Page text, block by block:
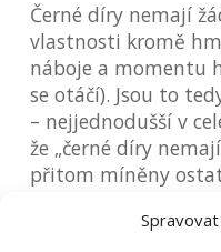
Černé díry nemají
vlastnosti kromě
náboje a momentu
se otáčí). Jsou to
– nejjednodušší v
že „černé díry nemají
přitom míněny